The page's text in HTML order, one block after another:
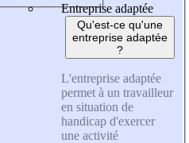
Entreprise adaptée
Qu'est-ce qu'une
entreprise adaptée
?
L'entreprise adaptée
permet à un travailleur
en situation de
handicap d'exercer
une activité